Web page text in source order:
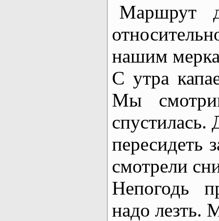
Маршрут
нашим
С утра
Мы
спустилась.
пересидеть
смотрели
Непогодь
надо лезть.